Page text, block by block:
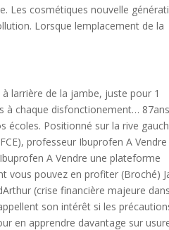
Les cosmétiques nouvelle
Lorsque lemplacement de la
larrière de la jambe, juste pour 1
à chaque disfonctionement… 87ans
écoles. Positionné sur la rive
professeur Ibuprofen A Vendre
A Vendre une plateforme
vous pouvez en profiter (Broché)
(crise financière majeure dans
son intérêt si les
en apprendre davantage sur